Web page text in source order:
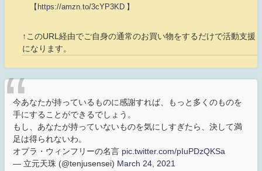
【https://amzn.to/3cYP3KD 】
↑このURL経由でご自身の通常のお買い物をするだけで活動支援
になります。
今あなたが持っているものに感謝すれば、もっと多くのものを
手にすることができるでしょう。
もし、あなたが持っていないものを気にしすぎたら、決して満
足は得られないわ。
オプラ・ウィンフリーの名言 pic.twitter.com/pIuPDzQKSa
— 立元天珠 (@tenjusensei) March 24, 2021